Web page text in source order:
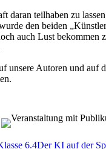
daran teilhaben zu
den beiden
auch Lust bekommen
unsere Autoren und auf
6.4Der KI auf der